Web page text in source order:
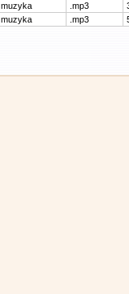
muzyka .mp3
muzyka .mp3